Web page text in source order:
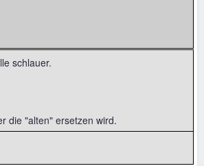
schlauer.
die "alten" ersetzen wird.